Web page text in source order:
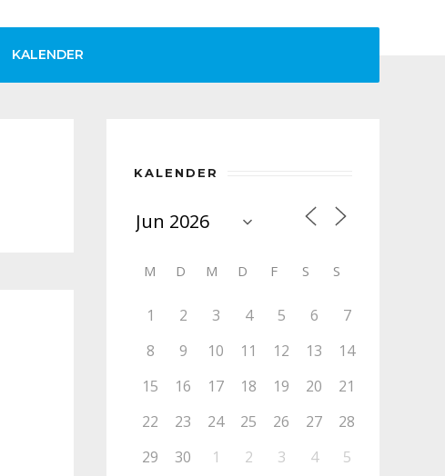
KALENDER
KALENDER
M D M D F S S
1 2 3 4 5 6
7
8
9 10 11 12 13
14
15
16 17 18 19 20
21
22
23 24 25 26 27
28
29
30 1 2 3 4 5